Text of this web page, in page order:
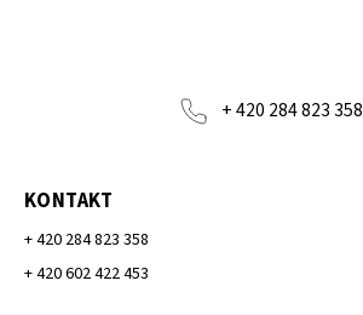
+ 420 284 823 358
KONTAKT
+ 420 284 823 358
+ 420 602 422 453